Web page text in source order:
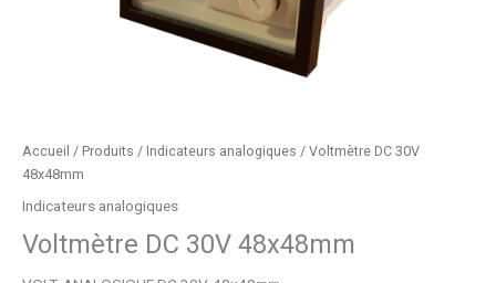
Accueil / Produits / Indicateurs analogiques / Voltmètre DC 30V
48x48mm
Indicateurs analogiques
Voltmètre DC 30V 48x48mm